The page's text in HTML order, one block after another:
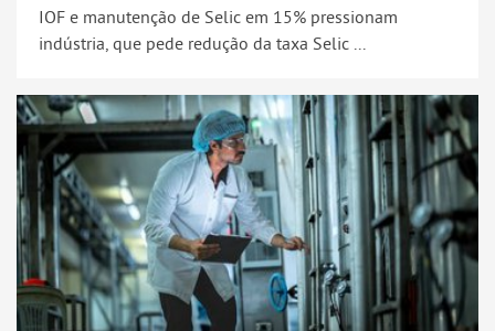
IOF e manutenção de Selic em 15% pressionam
indústria, que pede redução da taxa Selic ...